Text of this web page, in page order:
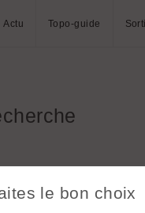
Actu Topo-guide
le bon choix